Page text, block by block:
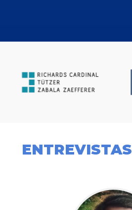
ENTREVISTAS